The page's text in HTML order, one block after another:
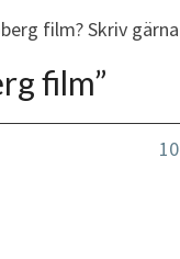
film? Skriv
film”